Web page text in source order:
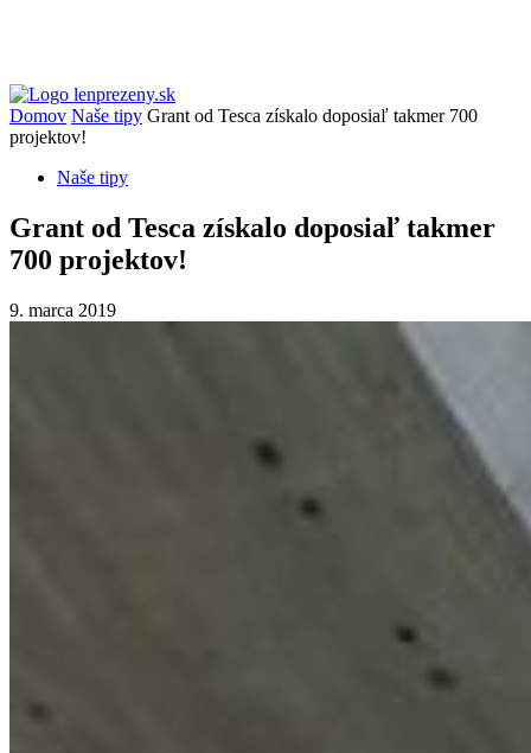
Domov Naše tipy Grant od Tesca získalo doposiaľ takmer 700
projektov!
Naše tipy
Grant od Tesca získalo doposiaľ takmer
700 projektov!
9. marca 2019